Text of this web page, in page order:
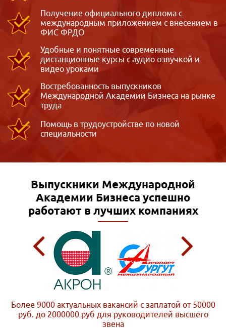
Получение официального диплома с
международным приложением с внесением в
ФИС ФРДО
Удобные и понятные современные
дистанционные курсы с аудио озвучкой и
видео уроками
Востребованность выпускников
Международной Академии Бизнеса на рынке
труда
Помощь в трудоустройстве по новой
специальности
Выпускники Международной
Академии Бизнеса успешно
работают в лучших компаниях
Более 9000 актуальных вакансий с заплатой от 50000
руб. до 2000000 руб для руководителей высшего
звена